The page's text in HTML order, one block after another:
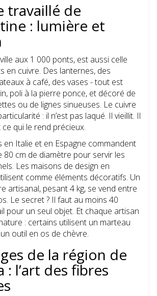
travaillé de
: lumière et
aux 1 000 ponts, est aussi celle
en cuivre. Des lanternes, des
à café, des vases - tout est
poli à la pierre ponce, et décoré de
ou de lignes sinueuses. Le cuivre
: il n’est pas laqué. Il vieillit. Il
ce qui le rend précieux.
en Italie et en Espagne commandent
80 cm de diamètre pour servir les
Les maisons de design en
comme éléments décoratifs. Un
artisanal, pesant 4 kg, se vend entre
Le secret ? Il faut au moins 40
pour un seul objet. Et chaque artisan
: certains utilisent un marteau
outil en os de chèvre.
de la région de
: l’art des fibres